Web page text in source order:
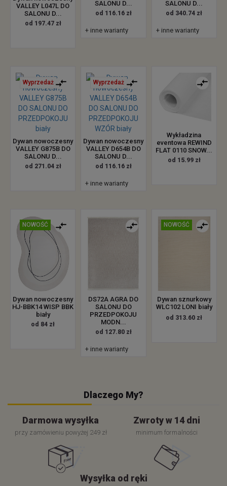
VALLEY L047L DO
SALONU D...
od 197.47 zł
SALONU D...
od 116.16 zł
+ inne warianty
SALONU D...
od 340.74 zł
+ inne warianty
Wyprzedaż
Dywan nowoczesny
VALLEY G875B DO
SALONU D...
od 271.04 zł
Wyprzedaż
Dywan nowoczesny
VALLEY D654B DO
SALONU D...
od 116.16 zł
+ inne warianty
Wykładzina
eventowa REWIND
FLAT 0110 SNOW...
od 15.99 zł
NOWOŚĆ
Dywan nowoczesny
HJ-BBK14 WISP BBK
biały
od 84 zł
DS72A AGRA DO
SALONU DO
PRZEDPOKOJU
MODN...
od 127.80 zł
+ inne warianty
NOWOŚĆ
Dywan sznurkowy
WLC102 LONI biały
od 313.60 zł
Dlaczego My?
Darmowa wysyłka
przy zamówieniu powyżej 249 zł
Zwroty w 14 dni
minimum formalności
Wysyłka od ręki